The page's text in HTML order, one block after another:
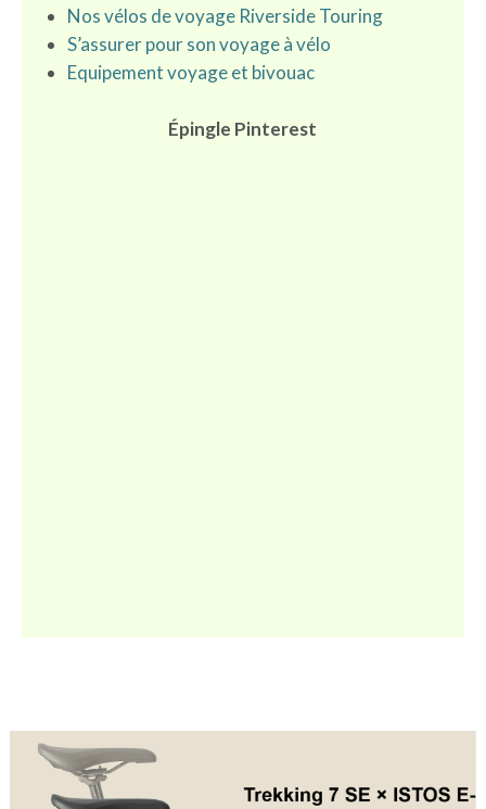
Nosvélos de voyage Riverside Touring
S’assurer pour son voyage à vélo
Equipement voyage et bivouac
Épingle Pinterest